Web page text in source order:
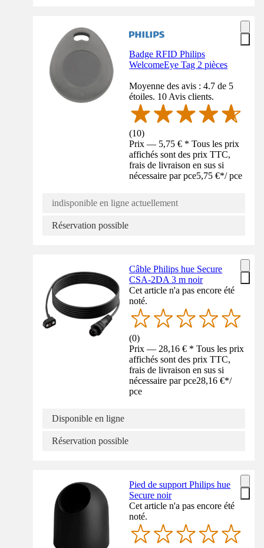
Badge RFID Philips
WelcomeEye Tag 2 pièces
Moyenne des avis : 4.7 de 5
étoiles. 10 Avis clients.
(10)
Prix — 5,75 € * Tous les prix
affichés sont des prix TTC,
frais de livraison en sus si
nécessaire par pce5,75 €*/ pce
indisponible en ligne actuellement
Réservation possible
Câble Philips hue Secure
CSA-2DA 3 m noir
Cet article n'a pas encore été
noté.
(0)
Prix — 28,16 € * Tous les prix
affichés sont des prix TTC,
frais de livraison en sus si
nécessaire par pce28,16 €*/
pce
Disponible en ligne
Réservation possible
Pied de support Philips hue
Secure noir
Cet article n'a pas encore été
noté.